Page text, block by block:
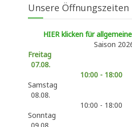
Unsere Öffnungszeiten
HIER klicken für
Saison
Freitag
07.08.
10:00 - 18:00
Samstag
08.08.
10:00 - 18:00
Sonntag